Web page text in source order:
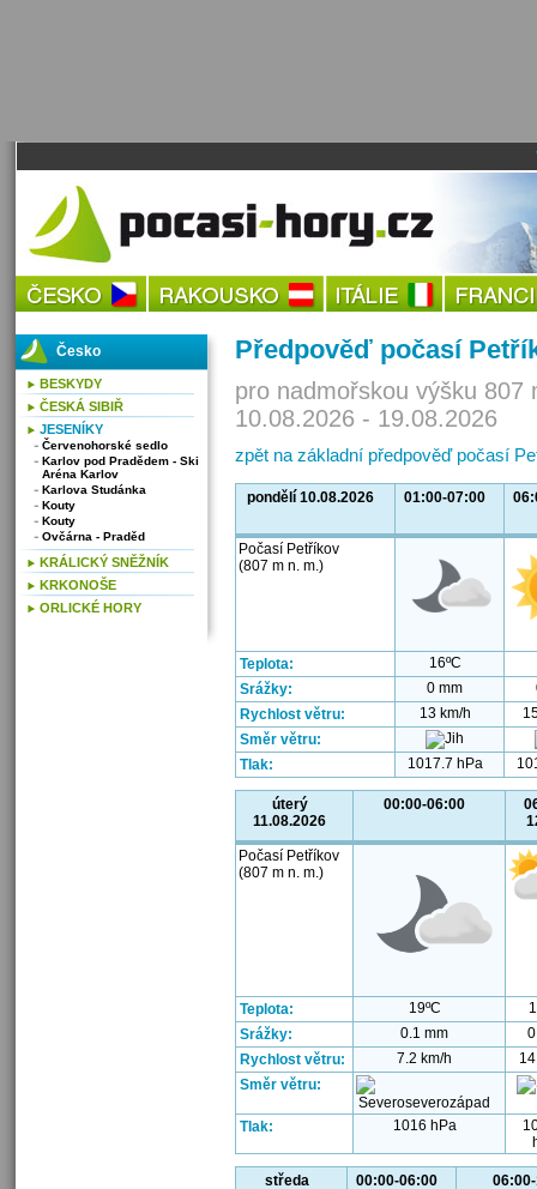
Předpověď počasí
pro nadmořskou výšku 807
10.08.2026 - 19.08.2026
zpět na základní předpověď počasí
pondělí 10.08.2026 01:00-07:00
Počasí Petříkov
(807 m n. m.)
Teplota:
16ºC
Srážky:
0 mm
Rychlost větru:
13 km/h
Směr větru:
Tlak:
1017.7 hPa
úterý
11.08.2026
00:00-06:00
Počasí Petříkov
(807 m n. m.)
Teplota: 19ºC
Srážky:
0.1 mm
Rychlost větru:
7.2 km/h
Směr větru:
Tlak: 1016 hPa
středa
00:00-06:00
Česko
BESKYDY
ČESKÁ SIBIŘ
JESENÍKY
Červenohorské sedlo
Karlov pod Pradědem - Ski
Aréna Karlov
Karlova Studánka
Kouty
Kouty
Ovčárna - Praděd
KRÁLICKÝ SNĚŽNÍK
KRKONOŠE
ORLICKÉ HORY